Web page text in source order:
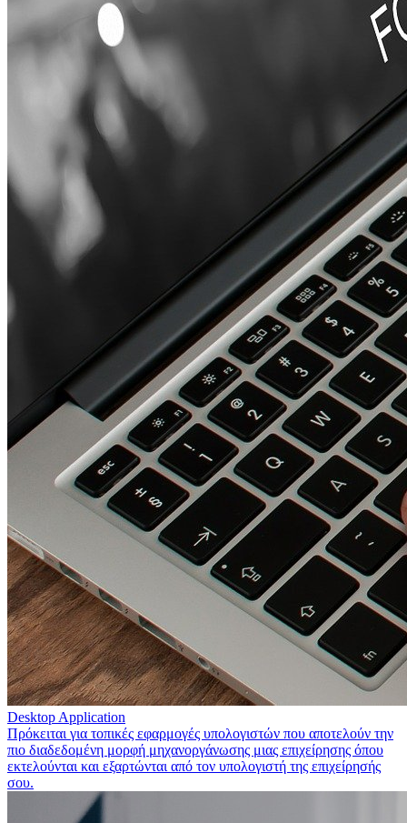
Desktop Application
Πρόκειται για τοπικές εφαρμογές υπολογιστών που αποτελούν την
πιο διαδεδομένη μορφή μηχανοργάνωσης μιας επιχείρησης όπου
εκτελούνται και εξαρτώνται από τον υπολογιστή της επιχείρησής
σου.